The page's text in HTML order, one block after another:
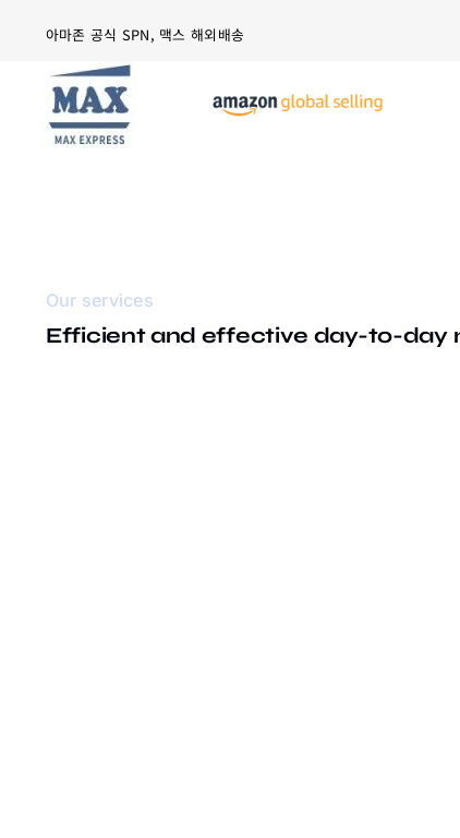
content
아마존 공식 SPN, 맥스 해외배송
Our services
Efficient and effective day-to-day